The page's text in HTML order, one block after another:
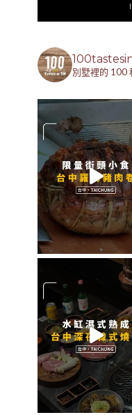
別墅裡的 100